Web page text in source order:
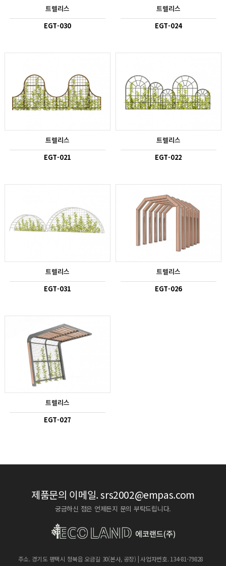
트렐리스
EGT-030
트렐리스
EGT-024
트렐리스
EGT-021
트렐리스
EGT-022
트렐리스
EGT-031
트렐리스
EGT-026
트렐리스
EGT-027
제품문의 이메일.srs2002@empas.com
궁금하신 점은 언제든지 문의 부탁드립니다.
주소. 경기도 평택시 청북읍 오금길 30(본사, 공장) | 사업자번호. 134-81-79828